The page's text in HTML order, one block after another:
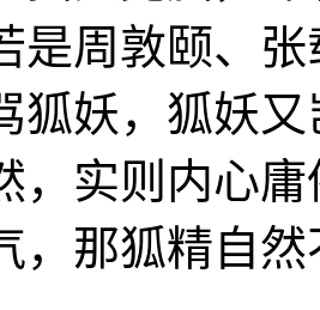
是周敦颐、
狐妖，狐妖
，实则内心
，那狐精自然